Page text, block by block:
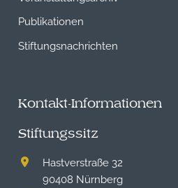
Publikationen
Stiftungsnachrichten
Kontakt-Informationen
Stiftungssitz
Hastverstraße 32
90408 Nürnberg